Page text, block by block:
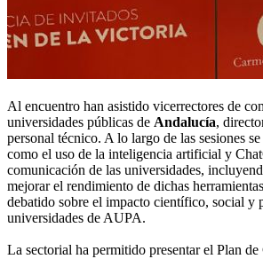
Al encuentro han asistido vicerrectores de
universidades públicas de Andalucía,
personal técnico. A lo largo de las sesiones
como el uso de la inteligencia artificial y
comunicación de las universidades,
mejorar el rendimiento de dichas
debatido sobre el impacto científico, social y
universidades de AUPA.
La sectorial ha permitido presentar el Plan